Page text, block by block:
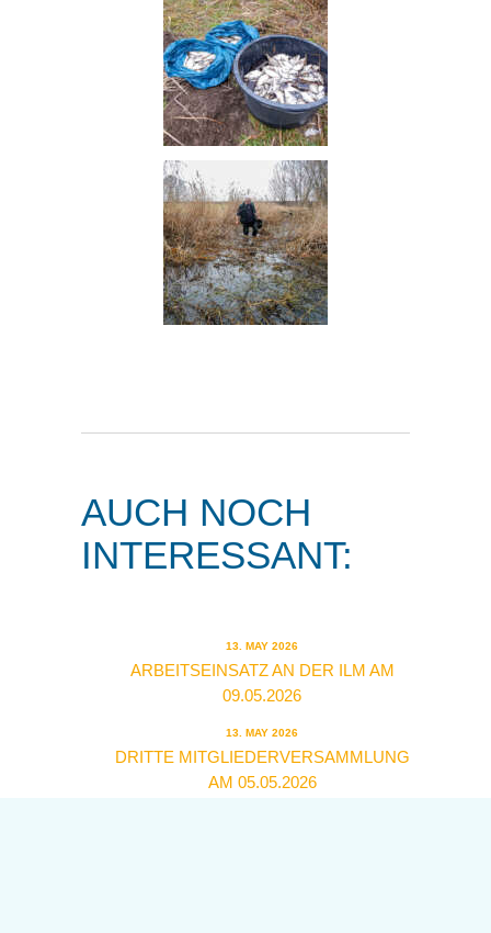
AUCH NOCH
INTERESSANT:
13. MAY 2026
ARBEITSEINSATZ AN DER ILM AM
09.05.2026
13. MAY 2026
DRITTE MITGLIEDERVERSAMMLUNG
AM 05.05.2026